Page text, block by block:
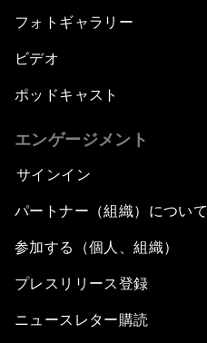
フォトギャラリー
ビデオ
ポッドキャスト
エンゲージメント
サインイン
パートナー（組織）について
参加する（個人、組織）
プレスリリース登録
ニュースレター購読